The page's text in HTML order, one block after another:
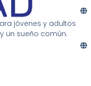
jóvenes y adultos
un sueño común.